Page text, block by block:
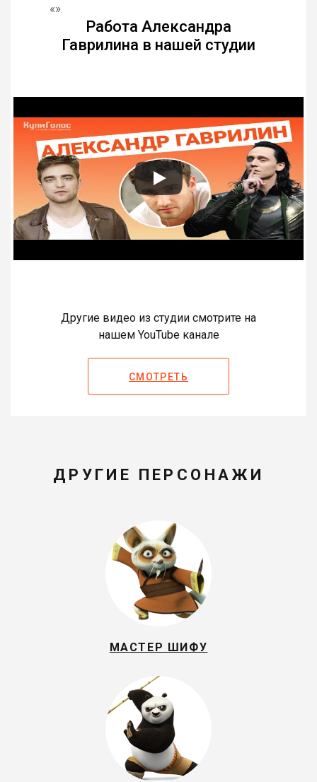
«».
Работа Александра
Гаврилина в нашей студии
Другие видео из студии смотрите на
нашем YouTube канале
СМОТРЕТЬ
ДРУГИЕ ПЕРСОНАЖИ
МАСТЕР ШИФУ